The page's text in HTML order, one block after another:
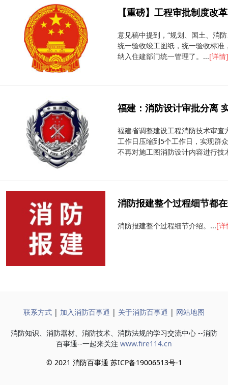
【重磅】工程审批制度改
意见稿中提到，“规划、国土、消
统一验收竣工图纸，统一验收标
纳入住建部门统一管理了。...[详
福建：消防设计审批分离
福建省调整建设工程消防技术审
工作日压缩到5个工作日，实现群
不再对施工图消防设计内容进行
消防报建整个过程细节都
消防报建整个过程细节介绍。...[详
联系方式 | 加入消防百事通 | 关于消防百事通 | 网站地图
消防知识、消防器材、消防技术、消防法规的学习交流中心 --消防
百事通--一起来关注 www.fire114.cn
© 2021 消防百事通 苏ICP备19006513号-1